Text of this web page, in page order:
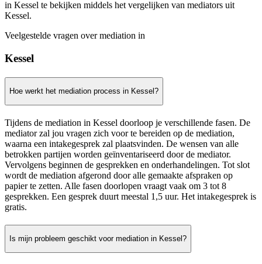
in Kessel te bekijken middels het vergelijken van mediators uit
Kessel.
Veelgestelde vragen over mediation in
Kessel
Hoe werkt het mediation process in Kessel?
Tijdens de mediation in Kessel doorloop je verschillende fasen. De
mediator zal jou vragen zich voor te bereiden op de mediation,
waarna een intakegesprek zal plaatsvinden. De wensen van alle
betrokken partijen worden geïnventariseerd door de mediator.
Vervolgens beginnen de gesprekken en onderhandelingen. Tot slot
wordt de mediation afgerond door alle gemaakte afspraken op
papier te zetten. Alle fasen doorlopen vraagt vaak om 3 tot 8
gesprekken. Een gesprek duurt meestal 1,5 uur. Het intakegesprek is
gratis.
Is mijn probleem geschikt voor mediation in Kessel?